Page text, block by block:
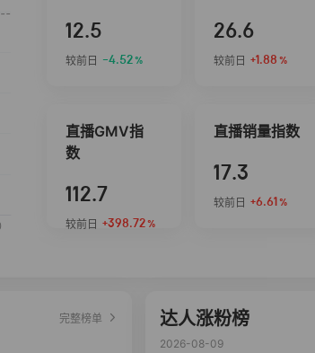
12.5
较前日 -4.52%
26.6
较前日 +1.88 %
直播GMV指
数
112.7
较前日 +398.72%
直播销量指数
17.3
较前日 +6.61 %
完整榜单
达人涨粉榜
2026-08-09